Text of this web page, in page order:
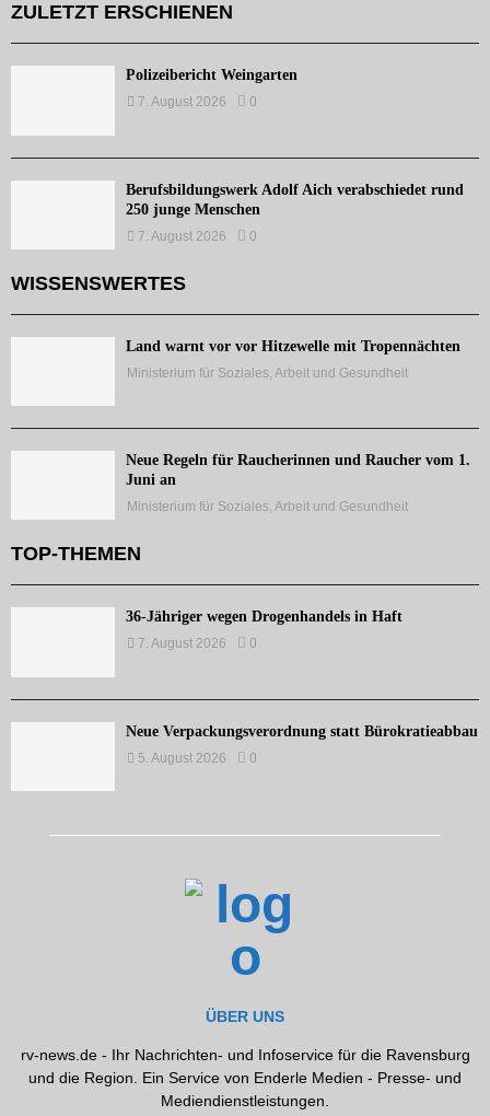
ZULETZT ERSCHIENEN
Polizeibericht Weingarten
7. August 2026 0
Berufsbildungswerk Adolf Aich verabschiedet rund
250 junge Menschen
7. August 2026 0
WISSENSWERTES
Land warnt vor vor Hitzewelle mit Tropennächten
Ministerium für Soziales, Arbeit und Gesundheit
Neue Regeln für Raucherinnen und Raucher vom 1.
Juni an
Ministerium für Soziales, Arbeit und Gesundheit
TOP-THEMEN
36-Jähriger wegen Drogenhandels in Haft
7. August 2026 0
Neue Verpackungsverordnung statt Bürokratieabbau
5. August 2026 0
ÜBER UNS
rv-news.de - Ihr Nachrichten- und Infoservice für die Ravensburg
und die Region. Ein Service von Enderle Medien - Presse- und
Mediendienstleistungen.